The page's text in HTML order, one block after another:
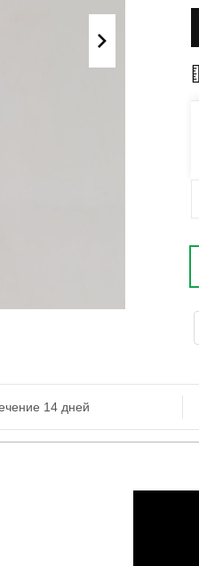
Боди
14 дней